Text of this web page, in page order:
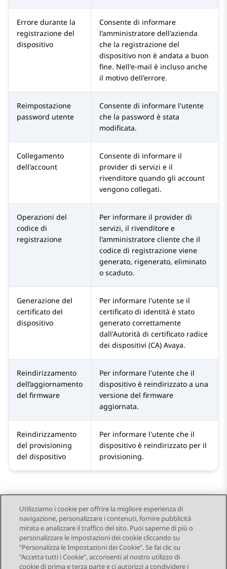
Errore durante la
registrazione del
dispositivo
Consente di informare
l'amministratore dell'azienda
che la registrazione del
dispositivo non è andata a buon
fine. Nell'e-mail è incluso anche
il motivo dell'errore.
Reimpostazione
password utente
Consente di informare l'utente
che la password è stata
modificata.
Collegamento
dell'account
Consente di informare il
provider di servizi e il
rivenditore quando gli account
vengono collegati.
Operazioni del
codice di
registrazione
Per informare il provider di
servizi, il rivenditore e
l'amministratore cliente che il
codice di registrazione viene
generato, rigenerato, eliminato
o scaduto.
Generazione del
certificato del
dispositivo
Per informare l'utente se il
certificato di identità è stato
generato correttamente
dall'Autorità di certificato radice
dei dispositivi (CA) Avaya.
Reindirizzamento
dell’aggiornamento
del firmware
Per informare l'utente che il
dispositivo è reindirizzato a una
versione del firmware
aggiornata.
Reindirizzamento
del provisioning
del dispositivo
Per informare l'utente che il
dispositivo è reindirizzato per il
provisioning.
Send Feedback
Argomento precedente Argomento successivo
Utilizziamo i cookie per offrire la migliore esperienza di
navigazione, personalizzare i contenuti, fornire pubblicità
mirata e analizzare il traffico del sito. Puoi saperne di più o
personalizzare le impostazioni dei cookie cliccando su
"Personalizza le Impostazioni dei Cookie". Se fai clic su
"Accetta tutti i Cookie", acconsenti al nostro utilizzo di
cookie di prima e terza parte e ci autorizzi a condividere i